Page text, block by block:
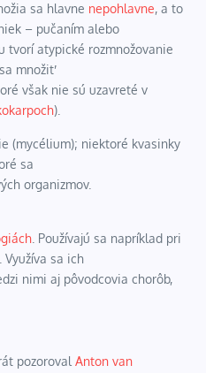
sa hlavne nepohlavne, a to
– pučaním alebo
tvorí atypické rozmnožovanie
množiť
však nie sú uzavreté v
).
(mycélium); niektoré kvasinky
sa
organizmov.
. Používajú sa napríklad pri
. Využíva sa ich
nimi aj pôvodcovia chorôb,
pozoroval Anton van